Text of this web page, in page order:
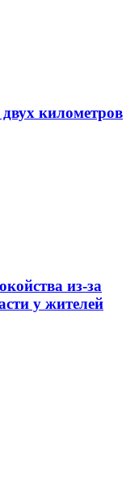
километров
из-за
у жителей